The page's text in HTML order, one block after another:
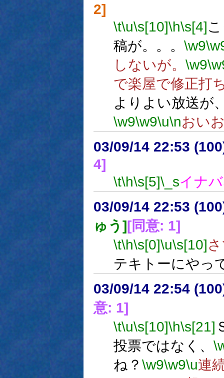
2]
\t\u\s[10]\h\s[4]
稿が。。。 \w9
しないが。 \w9
で楽屋で修正打
よりよい放送が
\w9\w9\u\nおい
03/09/14 22:53
4]
\t\h\s[5]\_sイナ
03/09/14 22:53
ゅう][同意: 1]
\t\h\s[0]\u\s[10]
テキトーにやっ
03/09/14 22:54
意: 1]
\t\u\s[10]\h\s[21]
投票ではなく、
ね？ \w9\w9\u連